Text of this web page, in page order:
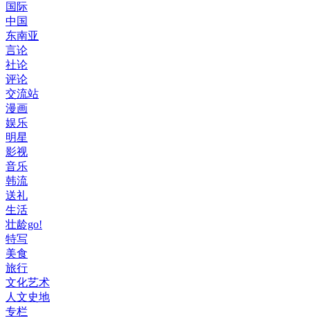
国际
中国
东南亚
言论
社论
评论
交流站
漫画
娱乐
明星
影视
音乐
韩流
送礼
生活
壮龄go!
特写
美食
旅行
文化艺术
人文史地
专栏